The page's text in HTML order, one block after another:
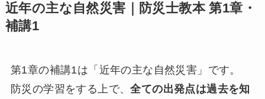
近年の主な自然災害｜防災士教本 第1章・
補講1
第1章の補講1は「近年の主な自然災害」です。
防災の学習をする上で、全ての出発点は過去を知